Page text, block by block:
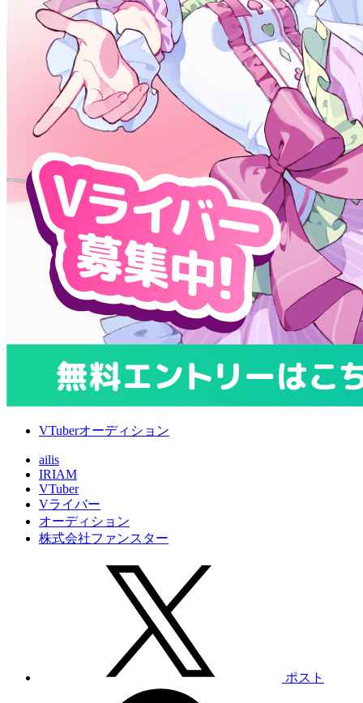
VTuberオーディション
ailis
IRIAM
VTuber
Vライバー
オーディション
株式会社ファンスター
ポスト